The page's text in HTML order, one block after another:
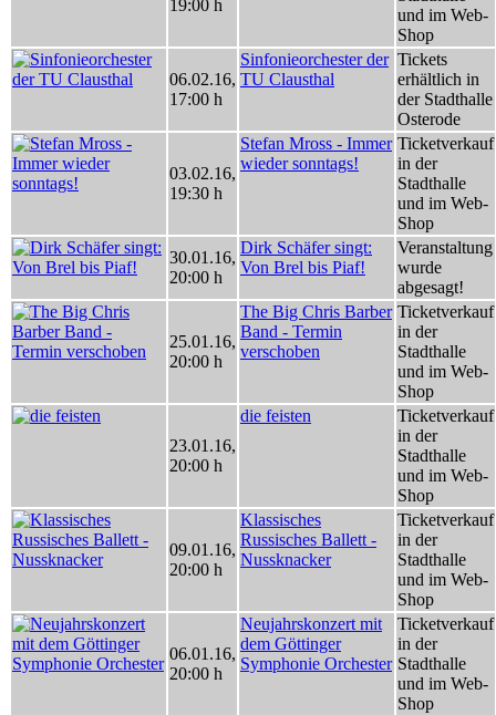
19:00 h
und im Web-
Shop
06.02.16,
17:00 h
Sinfonieorchester der
TU Clausthal
Tickets
erhältlich in
der Stadthalle
Osterode
03.02.16,
19:30 h
Stefan Mross - Immer
wieder sonntags!
Ticketverkauf
in der
Stadthalle
und im Web-
Shop
30.01.16,
20:00 h
Dirk Schäfer singt:
Von Brel bis Piaf!
Veranstaltung
wurde
abgesagt!
25.01.16,
20:00 h
The Big Chris Barber
Band - Termin
verschoben
Ticketverkauf
in der
Stadthalle
und im Web-
Shop
23.01.16,
20:00 h
die feisten
Ticketverkauf
in der
Stadthalle
und im Web-
Shop
09.01.16,
20:00 h
Klassisches
Russisches Ballett -
Nussknacker
Ticketverkauf
in der
Stadthalle
und im Web-
Shop
06.01.16,
20:00 h
Neujahrskonzert mit
dem Göttinger
Symphonie Orchester
Ticketverkauf
in der
Stadthalle
und im Web-
Shop